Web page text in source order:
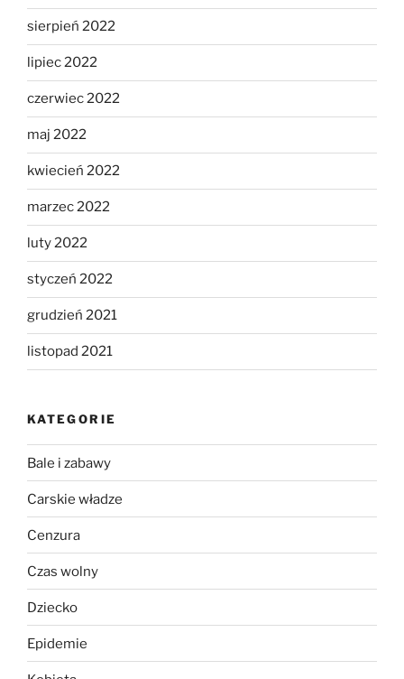
sierpień 2022
lipiec 2022
czerwiec 2022
maj 2022
kwiecień 2022
marzec 2022
luty 2022
styczeń 2022
grudzień 2021
listopad 2021
KATEGORIE
Bale i zabawy
Carskie władze
Cenzura
Czas wolny
Dziecko
Epidemie